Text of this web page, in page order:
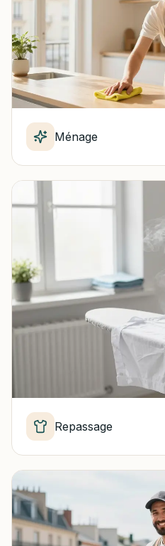
Ménage
Repassage